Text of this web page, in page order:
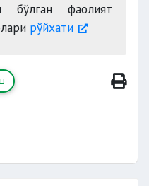
бўлган фаолият
рўйхати